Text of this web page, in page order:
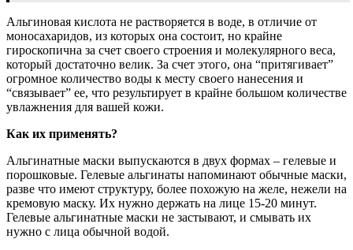
Альгиновая кислота не растворяется в воде, в отличие от
моносахаридов, из которых она состоит, но крайне
гироскопична за счет своего строения и молекулярного веса,
который достаточно велик. За счет этого, она “притягивает”
огромное количество воды к месту своего нанесения и
“связывает” ее, что результирует в крайне большом количестве
увлажнения для вашей кожи.
Как их применять?
Альгинатные маски выпускаются в двух формах – гелевые и
порошковые. Гелевые альгинаты напоминают обычные маски,
разве что имеют структуру, более похожую на желе, нежели на
кремовую маску. Их нужно держать на лице 15-20 минут.
Гелевые альгинатные маски не застывают, и смывать их
нужно с лица обычной водой.